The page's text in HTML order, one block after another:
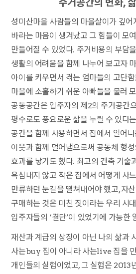
주거공간의 변화,
성미산마을 사람들의 마을살이가 깊어
바라는 마음이 생겨났고 그 힘들이 모
만들어질 수 있었다. 주거비용의 부담
생활의 어려움을 함께 나누어 보고자
아이를 키우면서 겪는 엄마들의 고단
마을에 소홀하기 쉬운 아빠들을 불러
공동공간은 입주자의 제2의 주거공간
평수로도 풍요로운 삶을 누릴 수 있다
공간을 함께 사용하면서 집에서 일어
이웃과 함께 덜어냄으로써 공동체 형
효과를 낳기도 했다. 최고의 건축 기술
욕심내지 않고 작은 집에서 어떻게 사
만류하던 눈길을 떨쳐내어야 했고, 자
구매하는 것은 미친 짓이라는 우리 시
입주자들의 ‘결단’이 있었기에 가능한
재산과 계급의 상징이 아닌 나의 삶과
사는buy 집이 아니라 사는live 집을
개인들의 실험이었고, 그 실험은 2013